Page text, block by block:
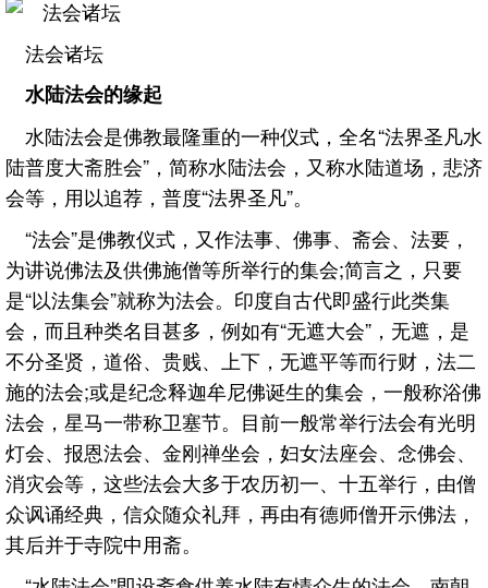
法会诸坛
水陆法会的缘起
水陆法会是佛教最隆重的一种仪式，全名“法界圣凡水
陆普度大斋胜会”，简称水陆法会，又称水陆道场，悲济
会等，用以追荐，普度“法界圣凡”。
“法会”是佛教仪式，又作法事、佛事、斋会、法要，
为讲说佛法及供佛施僧等所举行的集会;简言之，只要
是“以法集会”就称为法会。印度自古代即盛行此类集
会，而且种类名目甚多，例如有“无遮大会”，无遮，是
不分圣贤，道俗、贵贱、上下，无遮平等而行财，法二
施的法会;或是纪念释迦牟尼佛诞生的集会，一般称浴佛
法会，星马一带称卫塞节。目前一般常举行法会有光明
灯会、报恩法会、金刚禅坐会，妇女法座会、念佛会、
消灾会等，这些法会大多于农历初一、十五举行，由僧
众讽诵经典，信众随众礼拜，再由有德师僧开示佛法，
其后并于寺院中用斋。